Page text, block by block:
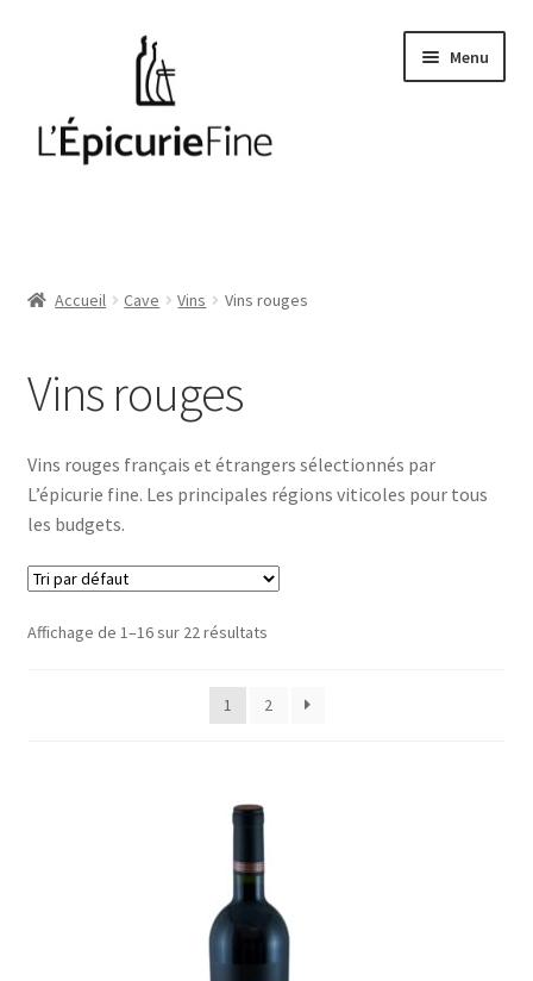
navigation
Menu
Cave
Soft drinks
Thés et cafés
Le sucré
Accueil Cave Vins Vins rouges
Vins rouges
Vins rouges français et étrangers sélectionnés par
L’épicurie fine. Les principales régions viticoles pour tous
les budgets.
Affichage de 1–16 sur 22 résultats
1 2